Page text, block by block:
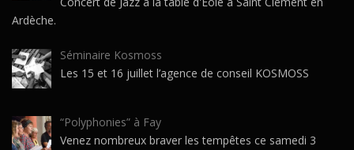
Ardèche.
Séminaire Kosmoss
Les 15 et 16 juillet l’agence de conseil KOSMOSS
“Polyphonies” à Fay
Venez nombreux braver les tempêtes ce samedi 3